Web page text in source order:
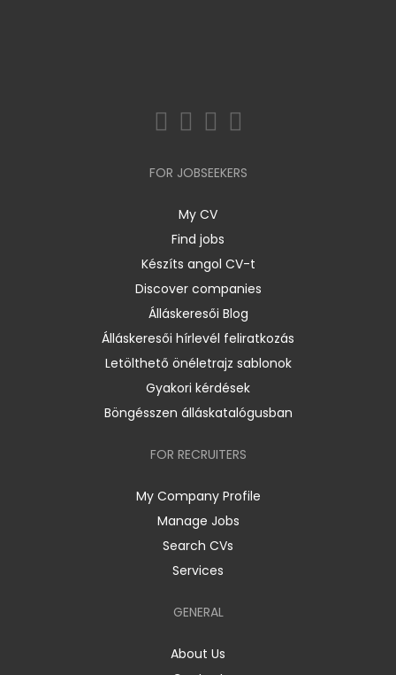
FOR JOBSEEKERS
My CV
Find jobs
Készíts angol CV-t
Discover companies
Álláskeresői Blog
Álláskeresői hírlevél feliratkozás
Letölthető önéletrajz sablonok
Gyakori kérdések
Böngésszen álláskatalógusban
FOR RECRUITERS
My Company Profile
Manage Jobs
Search CVs
Services
GENERAL
About Us